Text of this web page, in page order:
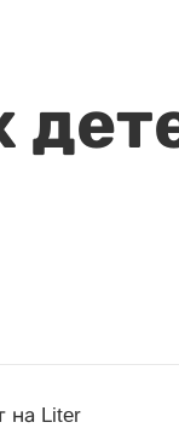
на Liter